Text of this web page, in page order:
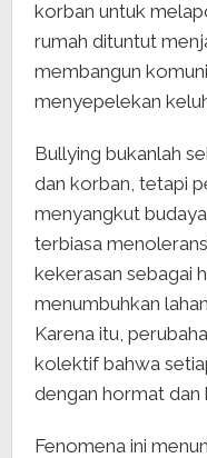
korban untuk
rumah dituntut
membangun
menyepelekan
Bullying bukanlah
dan korban, tetapi
menyangkut
terbiasa
kekerasan sebagai
menumbuhkan
Karena itu,
kolektif bahwa
dengan hormat dan
Fenomena ini